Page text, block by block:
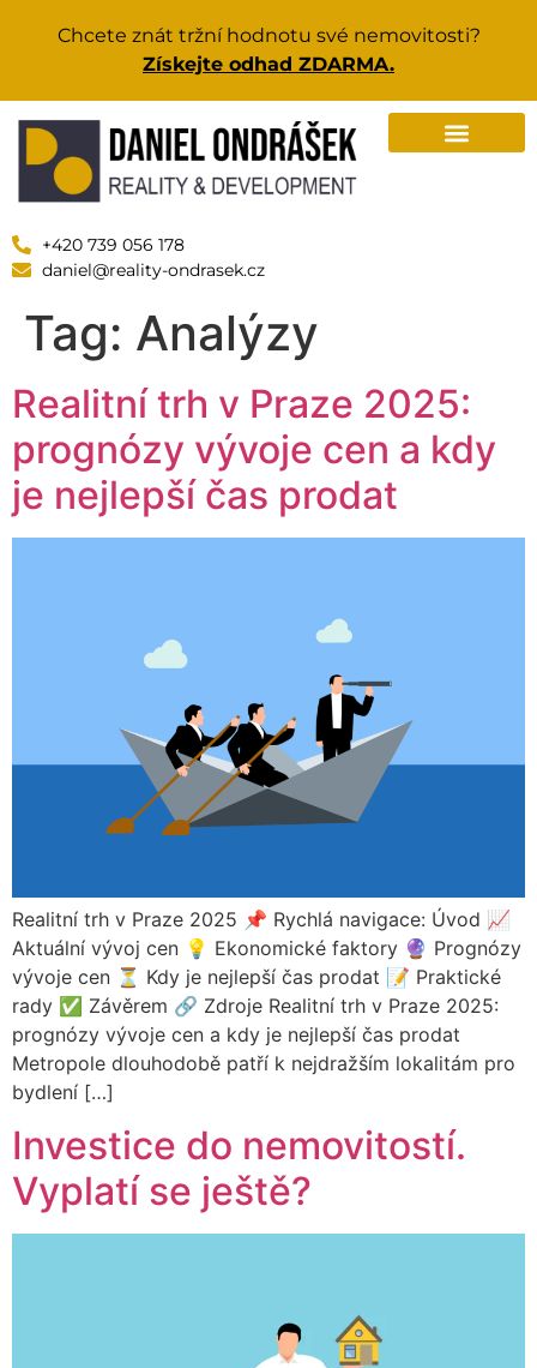
Chcete znát tržní hodnotu své nemovitosti?
Získejte odhad ZDARMA.
+420 739 056 178
daniel@reality-ondrasek.cz
Tag: Analýzy
Realitní trh v Praze 2025:
prognózy vývoje cen a kdy
je nejlepší čas prodat
Realitní trh v Praze 2025 📌 Rychlá navigace: Úvod 📈
Aktuální vývoj cen 💡 Ekonomické faktory 🔮 Prognózy
vývoje cen ⏳ Kdy je nejlepší čas prodat 📝 Praktické
rady ✅ Závěrem 🔗 Zdroje Realitní trh v Praze 2025:
prognózy vývoje cen a kdy je nejlepší čas prodat
Metropole dlouhodobě patří k nejdražším lokalitám pro
bydlení […]
Investice do nemovitostí.
Vyplatí se ještě?